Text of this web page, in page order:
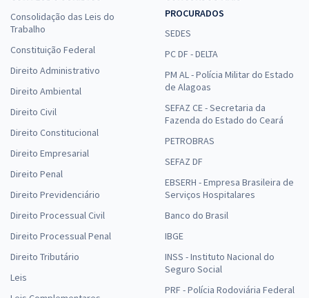
Consolidação das Leis do
Trabalho
Constituição Federal
Direito Administrativo
Direito Ambiental
Direito Civil
Direito Constitucional
Direito Empresarial
Direito Penal
Direito Previdenciário
Direito Processual Civil
Direito Processual Penal
Direito Tributário
Leis
PROCURADOS
SEDES
PC DF - DELTA
PM AL - Polícia Militar do Estado
de Alagoas
SEFAZ CE - Secretaria da
Fazenda do Estado do Ceará
PETROBRAS
SEFAZ DF
EBSERH - Empresa Brasileira de
Serviços Hospitalares
Banco do Brasil
IBGE
INSS - Instituto Nacional do
Seguro Social
PRF - Polícia Rodoviária Federal